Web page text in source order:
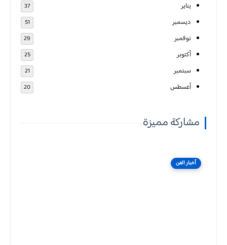
يناير 37
ديسمبر 51
نوفمبر 29
أكتوبر 25
سبتمبر 21
أغسطس 20
مشاركة مميزة
أخبار الفن